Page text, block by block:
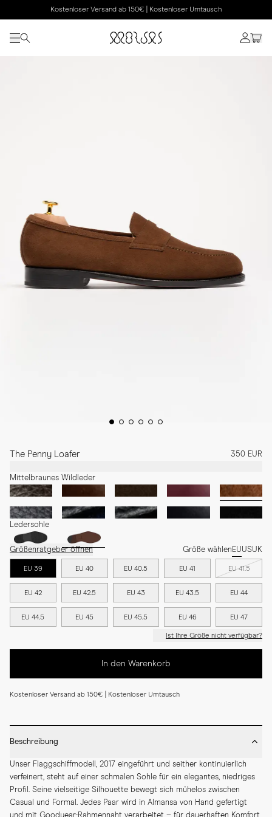
Kostenloser Versand ab 150€ | Kostenloser Umtausch
The Penny Loafer 350 EUR
Mittelbraunes Wildleder
Ledersohle
Größenratgeber öffnen Größe wählenEUUSUK
EU 39 EU 40 EU 40.5 EU 41 EU 41.5
EU 42 EU 42.5 EU 43 EU 43.5 EU 44
EU 44.5 EU 45 EU 45.5 EU 46 EU 47
Ist Ihre Größe nicht verfügbar?
In den Warenkorb
Kostenloser Versand ab 150€ | Kostenloser Umtausch
Beschreibung
Unser Flaggschiffmodell, 2017 eingeführt und seither kontinuierlich
verfeinert, steht auf einer schmalen Sohle für ein elegantes, niedriges
Profil. Seine vielseitige Silhouette bewegt sich mühelos zwischen
Casual und Formal. Jedes Paar wird in Almansa von Hand gefertigt